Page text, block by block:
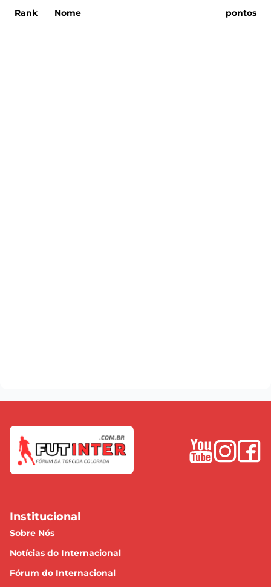
Rank Nome pontos
Institucional
Sobre Nós
Notícias do Internacional
Fórum do Internacional